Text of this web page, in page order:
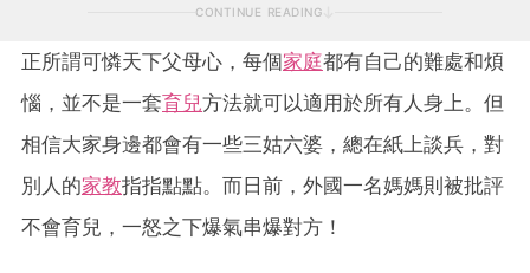
CONTINUE READING
正所謂可憐天下父母心，每個家庭都有自己的難處和煩
惱，並不是一套育兒方法就可以適用於所有人身上。但
相信大家身邊都會有一些三姑六婆，總在紙上談兵，對
別人的家教指指點點。而日前，外國一名媽媽則被批評
不會育兒，一怒之下爆氣串爆對方！